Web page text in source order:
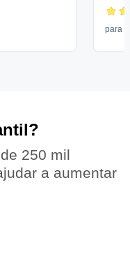
e já
que
para
250 mil
a aumentar